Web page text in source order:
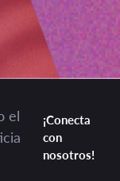
el
¡Conecta
con
nosotros!